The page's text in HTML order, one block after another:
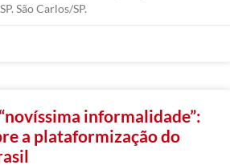
São Carlos/SP.
informalidade”:
a plataformização do